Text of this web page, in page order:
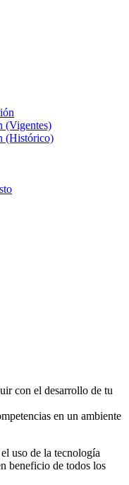
(Vigentes)
(Histórico)
con el desarrollo de tu
en un ambiente
uso de la tecnología
beneficio de todos los